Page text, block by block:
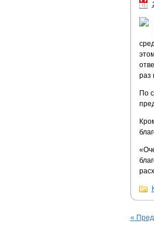
раз
По
«